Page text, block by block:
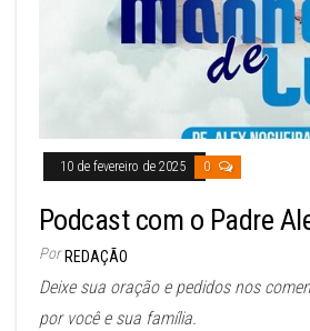
10 de fevereiro de 2025 0
Podcast com o Padre
Por REDAÇÃO
Deixe sua oração e pedidos nos
por você e sua família.